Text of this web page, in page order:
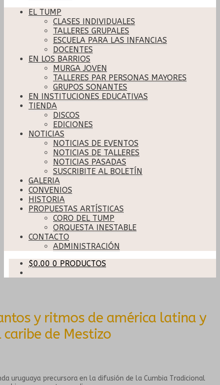
EL TUMP
CLASES INDIVIDUALES
TALLERES GRUPALES
ESCUELA PARA LAS INFANCIAS
DOCENTES
EN LOS BARRIOS
MURGA JOVEN
TALLERES PAR PERSONAS MAYORES
GRUPOS SONANTES
EN INSTITUCIONES EDUCATIVAS
TIENDA
DISCOS
EDICIONES
NOTICIAS
NOTICIAS DE EVENTOS
NOTICIAS DE TALLERES
NOTICIAS PASADAS
SUSCRIBITE AL BOLETÍN
GALERIA
CONVENIOS
HISTORIA
PROPUESTAS ARTÍSTICAS
CORO DEL TUMP
ORQUESTA INESTABLE
CONTACTO
ADMINISTRACIÓN
$0.00 0 PRODUCTOS
y ritmos de américa latina y
caribe de Mestizo
uruguaya precursora en la difusión de la Cumbia Tradicional